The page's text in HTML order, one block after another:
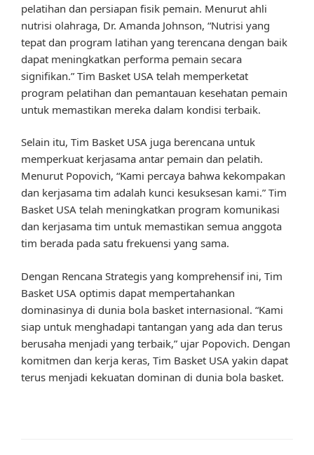
pelatihan dan persiapan fisik pemain. Menurut ahli
nutrisi olahraga, Dr. Amanda Johnson, “Nutrisi yang
tepat dan program latihan yang terencana dengan baik
dapat meningkatkan performa pemain secara
signifikan.” Tim Basket USA telah memperketat
program pelatihan dan pemantauan kesehatan pemain
untuk memastikan mereka dalam kondisi terbaik.
Selain itu, Tim Basket USA juga berencana untuk
memperkuat kerjasama antar pemain dan pelatih.
Menurut Popovich, “Kami percaya bahwa kekompakan
dan kerjasama tim adalah kunci kesuksesan kami.” Tim
Basket USA telah meningkatkan program komunikasi
dan kerjasama tim untuk memastikan semua anggota
tim berada pada satu frekuensi yang sama.
Dengan Rencana Strategis yang komprehensif ini, Tim
Basket USA optimis dapat mempertahankan
dominasinya di dunia bola basket internasional. “Kami
siap untuk menghadapi tantangan yang ada dan terus
berusaha menjadi yang terbaik,” ujar Popovich. Dengan
komitmen dan kerja keras, Tim Basket USA yakin dapat
terus menjadi kekuatan dominan di dunia bola basket.